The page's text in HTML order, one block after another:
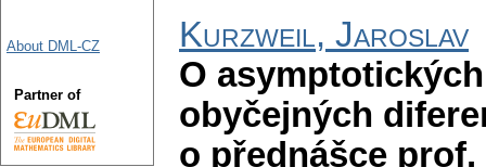
Kurzweil, Jaroslav
O
obyčejných
o přednášce
About DML-CZ
Partner of